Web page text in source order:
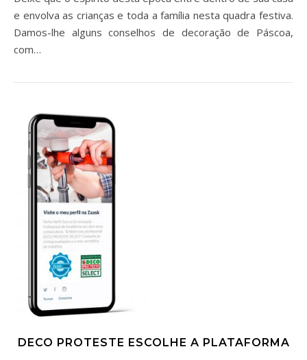
e envolva as crianças e toda a família nesta quadra festiva.
Damos-lhe alguns conselhos de decoração de Páscoa,
com…
DECO PROTESTE ESCOLHE A PLATAFORMA